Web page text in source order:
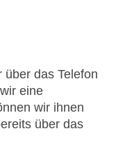
über das Telefon
eine
wir ihnen
über das